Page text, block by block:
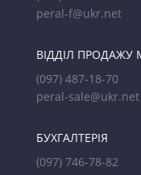
peral-f@ukr.net
ВІДДІЛ ПРОДАЖУ
(097) 487-18-70
peral-sale@ukr.net
БУХГАЛТЕРІЯ
(097) 746-78-82